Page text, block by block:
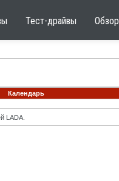
Тест-драйвы
Календарь
LADA.